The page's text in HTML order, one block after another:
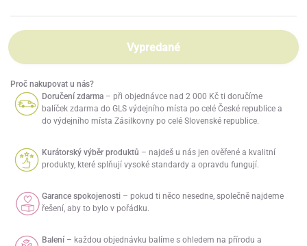
Vypredané
Proč nakupovat u nás?
Doručení zdarma – při objednávce nad 2 000 Kč ti doručíme
balíček zdarma do GLS výdejního místa po celé České republice a
do výdejního místa Zásilkovny po celé Slovenské republice.
Kurátorský výběr produktů – najdeš u nás jen ověřené a kvalitní
produkty, které splňují vysoké standardy a opravdu fungují.
Garance spokojenosti – pokud ti něco nesedne, společně najdeme
řešení, aby to bylo v pořádku.
Balení – každou objednávku balíme s ohledem na přírodu a